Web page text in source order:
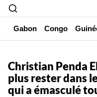
Gabon Congo
Christian Penda
plus rester dans
qui a émasculé